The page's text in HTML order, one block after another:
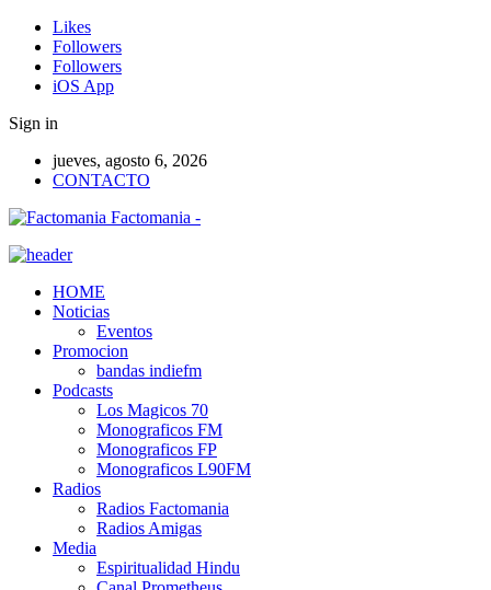
Likes
Followers
Followers
iOS App
Sign in
jueves, agosto 6, 2026
CONTACTO
Factomania -
HOME
Noticias
Eventos
Promocion
bandas indiefm
Podcasts
Los Magicos 70
Monograficos FM
Monograficos FP
Monograficos L90FM
Radios
Radios Factomania
Radios Amigas
Media
Espiritualidad Hindu